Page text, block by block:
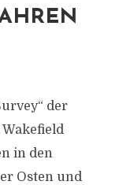
der
in den
Osten und